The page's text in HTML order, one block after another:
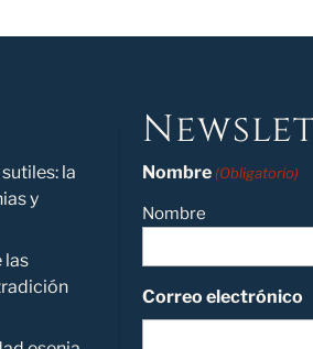
la
y
las
Nombre (Obligatorio)
Nombre
Correo electrónico